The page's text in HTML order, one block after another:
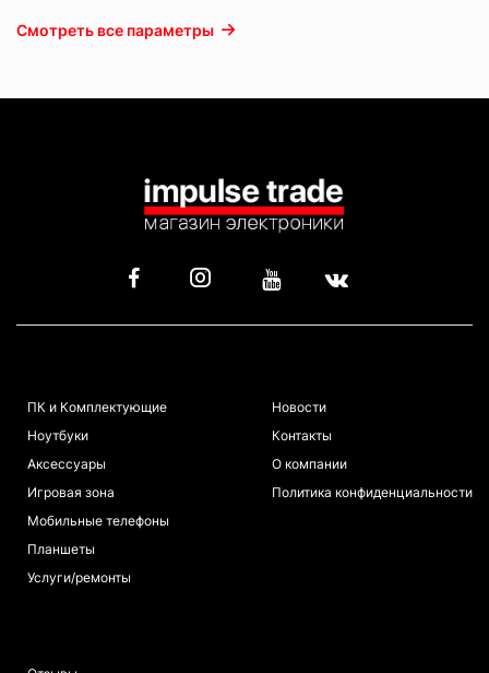
Смотреть все параметры
ПК и Комплектующие
Ноутбуки
Аксессуары
Игровая зона
Мобильные телефоны
Планшеты
Услуги/ремонты
Новости
Контакты
О компании
Политика конфиденциальности